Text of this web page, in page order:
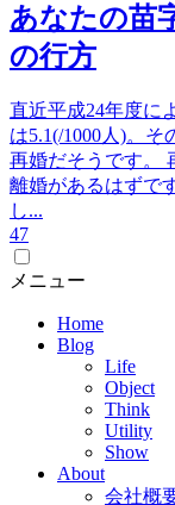
あなたの苗
の行方
直近平成24年度に
は5.1(/1000人)。
再婚だそうです。
離婚があるはずで
し...
47
メニュー
Home
Blog
Life
Object
Think
Utility
Show
About
会社概